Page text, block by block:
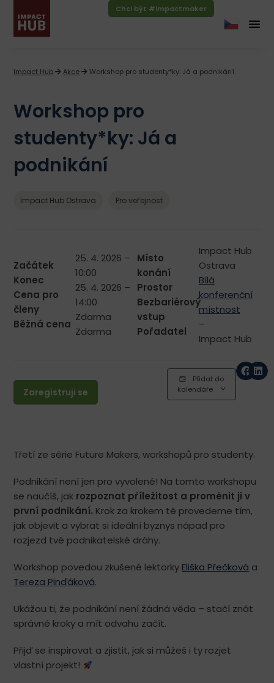
Chci být #impactmaker
Impact Hub Akce Workshop pro studenty*ky: Já a podnikání
Workshop pro
studenty*ky: Já a
podnikání
Impact Hub Ostrava Pro veřejnost
Začátek
Konec
Cena pro
členy
Běžná cena
25. 4. 2026 –
10:00
25. 4. 2026 –
14:00
Zdarma
Zdarma
Místo
konání
Prostor
Bezbariérový
vstup
Pořadatel
Impact Hub
Ostrava
Bílá
konferenční
místnost
–
Impact Hub
Zaregistruji se
kalendáře
Třetí ze série Future Makers, workshopů pro studenty.
Podnikání není jen pro vyvolené! Na tomto workshopu
se naučíš, jak rozpoznat příležitost a proměnit ji v
první podnikání. Krok za krokem tě provedeme tím,
jak objevit a vybrat si ideální byznys nápad pro
rozjezd tvé podnikatelské dráhy.
Workshop povedou zkušené lektorky Eliška Přečková a
Tereza Pinďáková.
Ukážou ti, že podnikání není žádná věda – stačí znát
správné kroky a mít odvahu začít.
Přijď se inspirovat a zjistit, jak si můžeš i ty rozjet
vlastní projekt!